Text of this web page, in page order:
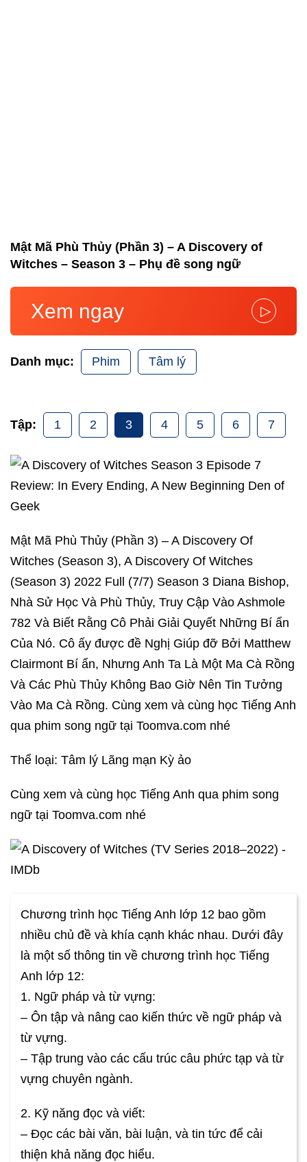
Mật Mã Phù Thủy (Phần 3) – A Discovery of
Witches – Season 3 – Phụ đề song ngữ
Danh mục: Phim Tâm lý
Xem ngay ▷
Tập: 1 2 3 4 5 6 7
Mật Mã Phù Thủy (Phần 3) – A Discovery Of
Witches (Season 3), A Discovery Of Witches
(Season 3) 2022 Full (7/7) Season 3 Diana Bishop,
Nhà Sử Học Và Phù Thủy, Truy Cập Vào Ashmole
782 Và Biết Rằng Cô Phải Giải Quyết Những Bí ẩn
Của Nó. Cô ấy được đề Nghị Giúp đỡ Bởi Matthew
Clairmont Bí ẩn, Nhưng Anh Ta Là Một Ma Cà Rồng
Và Các Phù Thủy Không Bao Giờ Nên Tin Tưởng
Vào Ma Cà Rồng. Cùng xem và cùng học Tiếng Anh
qua phim song ngữ tại Toomva.com nhé
Thể loại: Tâm lý Lãng mạn Kỳ ảo
Cùng xem và cùng học Tiếng Anh qua phim song
ngữ tại Toomva.com nhé
Chương trình học Tiếng Anh lớp 12 bao gồm
nhiều chủ đề và khía cạnh khác nhau. Dưới đây
là một số thông tin về chương trình học Tiếng
Anh lớp 12:
1. Ngữ pháp và từ vựng:
– Ôn tập và nâng cao kiến thức về ngữ pháp và
từ vựng.
– Tập trung vào các cấu trúc câu phức tạp và từ
vựng chuyên ngành.
2. Kỹ năng đọc và viết:
– Đọc các bài văn, bài luận, và tin tức để cải
thiện khả năng đọc hiểu.